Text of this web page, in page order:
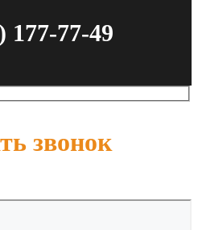
177-77-49
звонок